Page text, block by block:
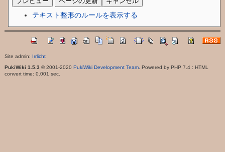
テキスト整形のルールを表示する
Site admin: Irrlicht
PukiWiki 1.5.3 © 2001-2020 PukiWiki Development Team. Powered by PHP 7.4 : HTML
convert time: 0.001 sec.